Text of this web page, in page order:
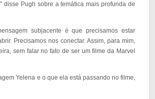
Pugh sobre a temática mais profunda de
subjacente é que precisamos estar
Precisamos nos conectar. Assim, para mim,
sem falar no fato de ser um filme da Marvel
Yelena e o que ela está passando no filme,